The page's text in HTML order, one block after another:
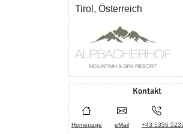
Tirol, Österreich
Kontakt
Homepage eMail +43 5336